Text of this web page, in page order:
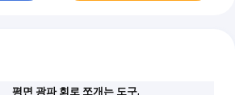
평면 광파 회로 쪼개는 도구,